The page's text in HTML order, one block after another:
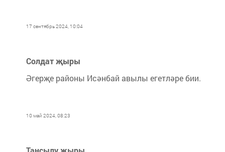
17 сентябрь 2024, 10:04
Солдат җыры
Әгерҗе районы Исәнбай авылы егетләре бии.
10 май 2024, 08:23